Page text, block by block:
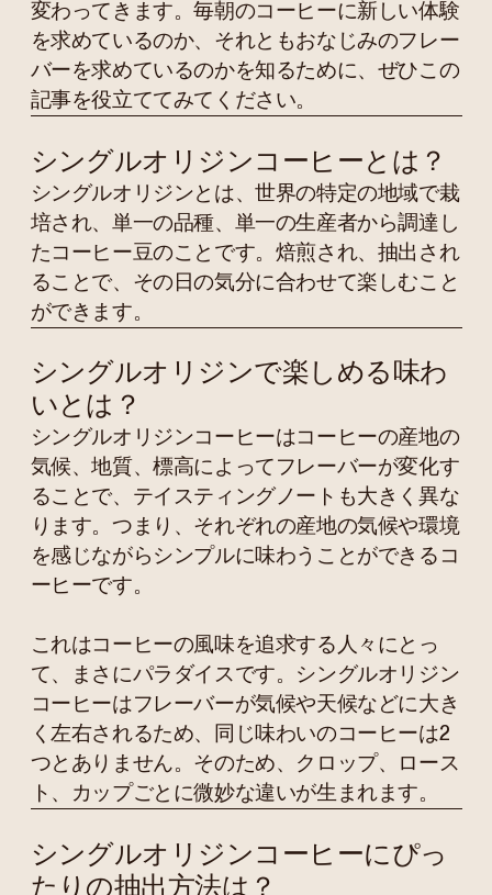
変わってきます。毎朝のコーヒーに新しい体験
を求めているのか、それともおなじみのフレー
バーを求めているのかを知るために、ぜひこの
記事を役立ててみてください。
シングルオリジンコーヒーとは？
シングルオリジンとは、世界の特定の地域で栽
培され、単一の品種、単一の生産者から調達し
たコーヒー豆のことです。焙煎され、抽出され
ることで、その日の気分に合わせて楽しむこと
ができます。
シングルオリジンで楽しめる味わ
いとは？
シングルオリジンコーヒーはコーヒーの産地の
気候、地質、標高によってフレーバーが変化す
ることで、テイスティングノートも大きく異な
ります。つまり、それぞれの産地の気候や環境
を感じながらシンプルに味わうことができるコ
ーヒーです。
これはコーヒーの風味を追求する人々にとっ
て、まさにパラダイスです。シングルオリジン
コーヒーはフレーバーが気候や天候などに大き
く左右されるため、同じ味わいのコーヒーは2
つとありません。そのため、クロップ、ロース
ト、カップごとに微妙な違いが生まれます。
シングルオリジンコーヒーにぴっ
たりの抽出方法は？